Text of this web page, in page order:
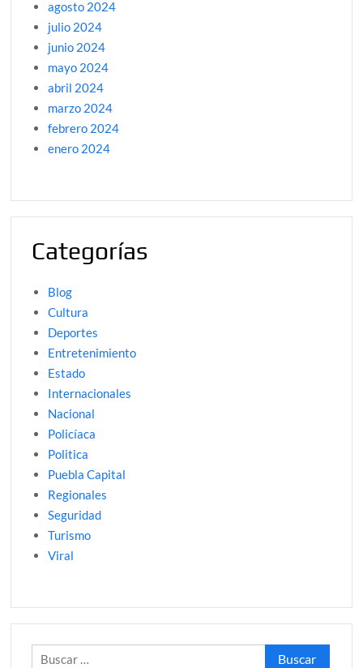
agosto 2024
julio 2024
junio 2024
mayo 2024
abril 2024
marzo 2024
febrero 2024
enero 2024
Categorías
Blog
Cultura
Deportes
Entretenimiento
Estado
Internacionales
Nacional
Policíaca
Politica
Puebla Capital
Regionales
Seguridad
Turismo
Viral
Buscar: